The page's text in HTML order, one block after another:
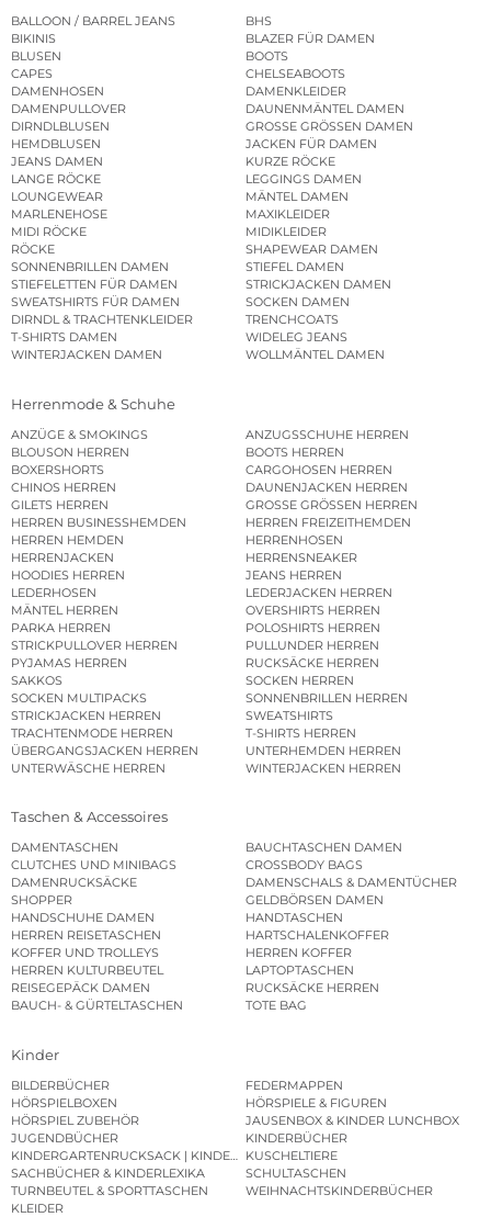
BALLOON / BARREL JEANS
BHS
BIKINIS
BLAZER FÜR DAMEN
BLUSEN
BOOTS
CAPES
CHELSEABOOTS
DAMENHOSEN
DAMENKLEIDER
DAMENPULLOVER
DAUNENMÄNTEL DAMEN
DIRNDLBLUSEN
GROSSE GRÖSSEN DAMEN
HEMDBLUSEN
JACKEN FÜR DAMEN
JEANS DAMEN
KURZE RÖCKE
LANGE RÖCKE
LEGGINGS DAMEN
LOUNGEWEAR
MÄNTEL DAMEN
MARLENEHOSE
MAXIKLEIDER
MIDI RÖCKE
MIDIKLEIDER
RÖCKE
SHAPEWEAR DAMEN
SONNENBRILLEN DAMEN
STIEFEL DAMEN
STIEFELETTEN FÜR DAMEN
STRICKJACKEN DAMEN
SWEATSHIRTS FÜR DAMEN
SOCKEN DAMEN
DIRNDL & TRACHTENKLEIDER
TRENCHCOATS
T-SHIRTS DAMEN
WIDELEG JEANS
WINTERJACKEN DAMEN
WOLLMÄNTEL DAMEN
Herrenmode & Schuhe
ANZÜGE & SMOKINGS
ANZUGSSCHUHE HERREN
BLOUSON HERREN
BOOTS HERREN
BOXERSHORTS
CARGOHOSEN HERREN
CHINOS HERREN
DAUNENJACKEN HERREN
GILETS HERREN
GROSSE GRÖSSEN HERREN
HERREN BUSINESSHEMDEN
HERREN FREIZEITHEMDEN
HERREN HEMDEN
HERRENHOSEN
HERRENJACKEN
HERRENSNEAKER
HOODIES HERREN
JEANS HERREN
LEDERHOSEN
LEDERJACKEN HERREN
MÄNTEL HERREN
OVERSHIRTS HERREN
PARKA HERREN
POLOSHIRTS HERREN
STRICKPULLOVER HERREN
PULLUNDER HERREN
PYJAMAS HERREN
RUCKSÄCKE HERREN
SAKKOS
SOCKEN HERREN
SOCKEN MULTIPACKS
SONNENBRILLEN HERREN
STRICKJACKEN HERREN
SWEATSHIRTS
TRACHTENMODE HERREN
T-SHIRTS HERREN
ÜBERGANGSJACKEN HERREN
UNTERHEMDEN HERREN
UNTERWÄSCHE HERREN
WINTERJACKEN HERREN
Taschen & Accessoires
DAMENTASCHEN
BAUCHTASCHEN DAMEN
CLUTCHES UND MINIBAGS
CROSSBODY BAGS
DAMENRUCKSÄCKE
DAMENSCHALS & DAMENTÜCHER
SHOPPER
GELDBÖRSEN DAMEN
HANDSCHUHE DAMEN
HANDTASCHEN
HERREN REISETASCHEN
HARTSCHALENKOFFER
KOFFER UND TROLLEYS
HERREN KOFFER
HERREN KULTURBEUTEL
LAPTOPTASCHEN
REISEGEPÄCK DAMEN
RUCKSÄCKE HERREN
BAUCH- & GÜRTELTASCHEN
TOTE BAG
Kinder
BILDERBÜCHER
FEDERMAPPEN
HÖRSPIELBOXEN
HÖRSPIELE & FIGUREN
HÖRSPIEL ZUBEHÖR
JAUSENBOX & KINDER LUNCHBOX
JUGENDBÜCHER
KINDERBÜCHER
KINDERGARTENRUCKSACK | KINDERGARTENBEUTEL
KUSCHELTIERE
SACHBÜCHER & KINDERLEXIKA
SCHULTASCHEN
TURNBEUTEL & SPORTTASCHEN
WEIHNACHTSKINDERBÜCHER
KLEIDER